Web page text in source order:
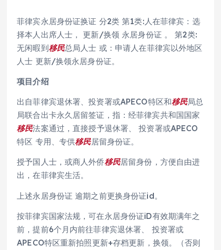
菲律宾永居身份证换证 分2类 第1类:人在菲律宾：选
择本人出席人士， 更新/换领 永居身份证 。 第2类:
无闲暇到移民总局人士 或：申请人在菲律宾以外地区
人士 更新/换领永居身份证。
项目介绍
出自菲律宾退休署、投资署或APECO特区和移民局总
局联合出卡永久居留签证，指：经菲律宾共和国国家
移民法案通过，直接授予退休署、 投资署或APECO
特区 专用、专供移民居留身份证。
授予国人士，或商人外侨移民居留身份，方便自由进
出，在菲律宾生活。
上述永居身份证 逾期之前更换身份证id。
按菲律宾国家法规，可在永居身份证iD有效期满年之
前，提前6个月内前往菲律宾退休署、 投资署或
APECO特区重新拍照更新+存档更新，换领。（否则